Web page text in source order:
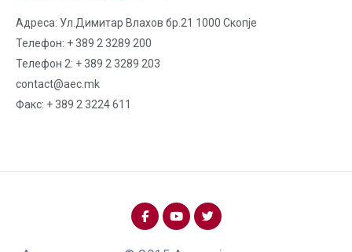
Адреса: Ул.Димитар Влахов бр.21 1000 Скопје
Телефон: + 389 2 3289 200
Телефон 2: + 389 2 3289 203
contact@aec.mk
Факс: + 389 2 3224 611